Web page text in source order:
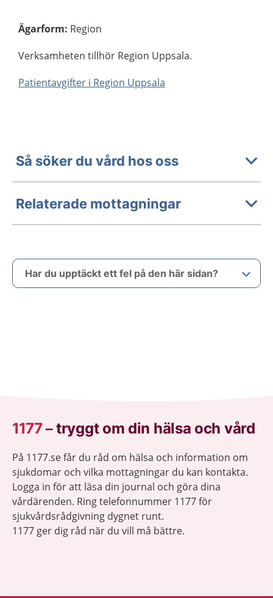
Ägarform: Region
Verksamheten tillhör Region Uppsala.
Patientavgifter i Region Uppsala
Så söker du vård hos oss
Relaterade mottagningar
Har du upptäckt ett fel på den här sidan?
1177–tryggt om din hälsa och vård
På 1177.se får du råd om hälsa och information om
sjukdomar och vilka mottagningar du kan kontakta.
Logga in för att läsa din journal och göra dina
vårdärenden. Ring telefonnummer 1177 för
sjukvårdsrådgivning dygnet runt.
1177 ger dig råd när du vill må bättre.